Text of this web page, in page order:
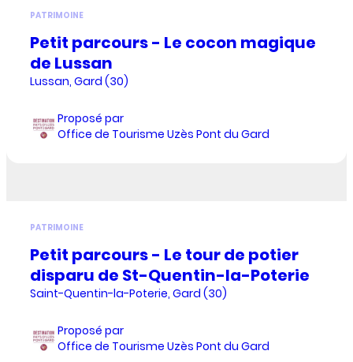
PATRIMOINE
Petit parcours - Le cocon magique
de Lussan
Lussan, Gard (30)
Proposé par
Office de Tourisme Uzès Pont du Gard
PATRIMOINE
Petit parcours - Le tour de potier
disparu de St-Quentin-la-Poterie
Saint-Quentin-la-Poterie, Gard (30)
Proposé par
Office de Tourisme Uzès Pont du Gard